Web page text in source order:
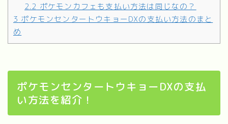
2.2 ポケモンカフェも支払い方法は同じなの？
3 ポケモンセンタートウキョーDXの支払い方法のまと
め
ポケモンセンタートウキョーDXの支払
い方法を紹介！